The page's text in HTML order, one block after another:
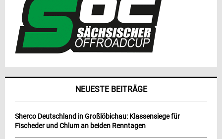
NEUESTE BEITRÄGE
Sherco Deutschland in Großlöbichau: Klassensiege für
Fischeder und Chlum an beiden Renntagen